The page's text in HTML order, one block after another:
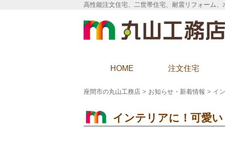
高性能注文住宅、二世帯住宅、耐震リフォーム、
座間市の丸山工務店
HOME 注文住宅
座間市の丸山工務店 > お知らせ・新着情報 > イ
インテリアに！可愛